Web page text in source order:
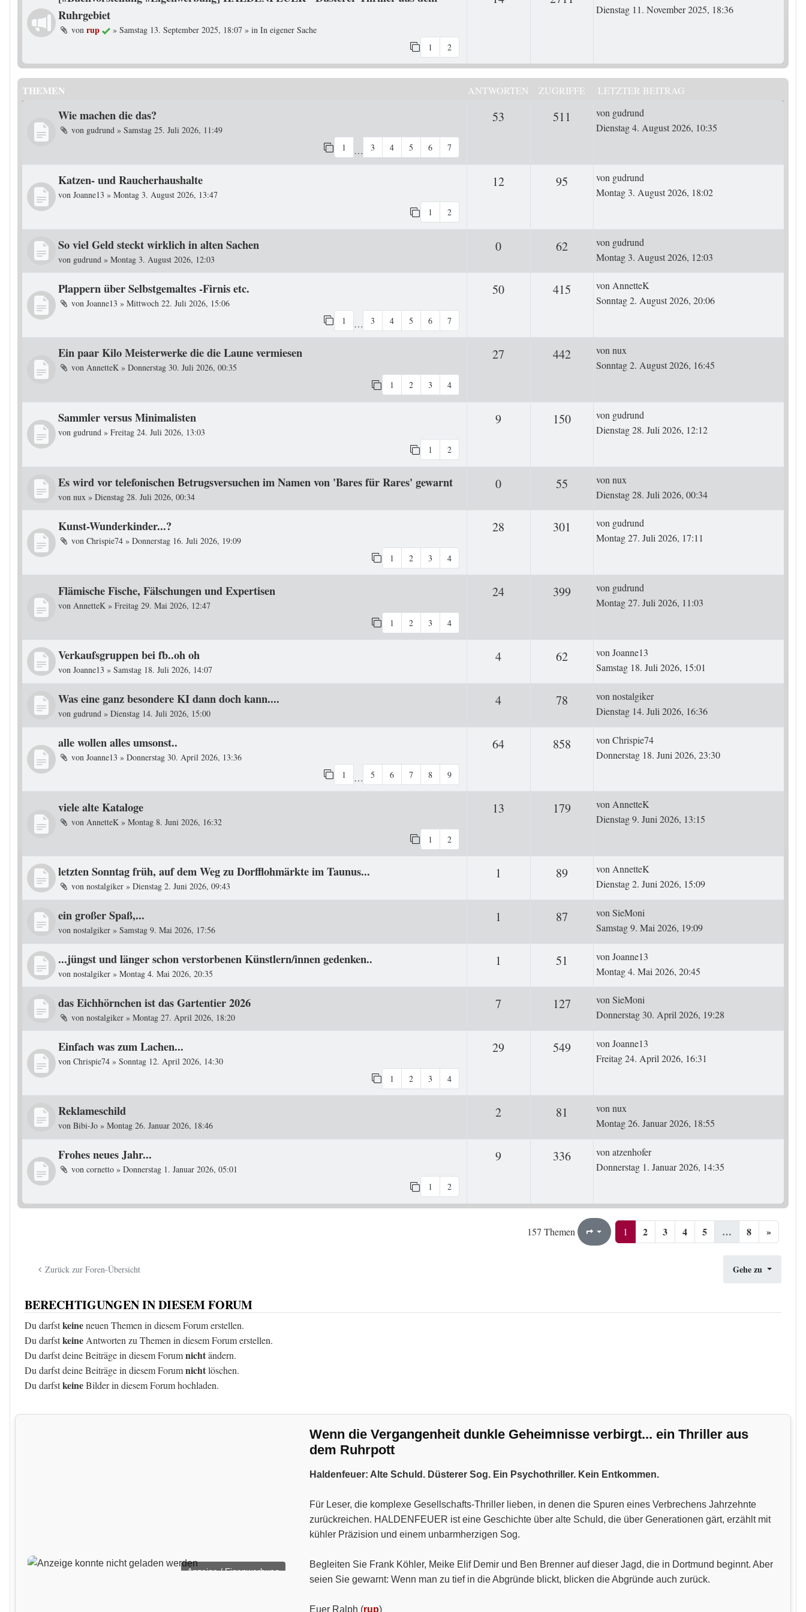
Ruhrgebiet
von rup » Samstag 13. September 2025, 18:07 » in In eigener Sache
1
2
Dienstag 11. November 2025, 18:36
THEMEN ANTWORTEN ZUGRIFFE LETZTER BEITRAG
Wie machen die das?
von gudrund » Samstag 25. Juli 2026, 11:49
1
… 3 4 5 6 7
53 Antworten511 ZugriffeLetzter Beitrag
von gudrund
Dienstag 4. August 2026, 10:35
Katzen- und Raucherhaushalte
von Joanne13 » Montag 3. August 2026, 13:47
1
2
12Antworten 95 ZugriffeLetzter Beitrag
von gudrund
Montag 3. August 2026, 18:02
So viel Geld steckt wirklich in alten Sachen
von gudrund » Montag 3. August 2026, 12:03
0Antworten 62ZugriffeLetzter Beitrag
von gudrund
Montag 3. August 2026, 12:03
Plappern über Selbstgemaltes -Firnis etc.
von Joanne13 » Mittwoch 22. Juli 2026, 15:06
1
… 3 4 5 6 7
50Antworten415 ZugriffeLetzter Beitrag
vonAnnetteK
Sonntag 2. August 2026, 20:06
Ein paar Kilo Meisterwerke die die Laune vermiesen
von AnnetteK » Donnerstag 30. Juli 2026, 00:35
1
2 3 4
27 Antworten442ZugriffeLetzter Beitrag
vonnux
Sonntag 2. August 2026, 16:45
Sammler versus Minimalisten
von gudrund » Freitag 24. Juli 2026, 13:03
1
2
9Antworten 150ZugriffeLetzter Beitrag
von gudrund
Dienstag 28. Juli 2026, 12:12
Es wird vor telefonischen Betrugsversuchen im Namen von 'Bares für Rares' gewarnt
von nux » Dienstag 28. Juli 2026, 00:34
0Antworten 55 ZugriffeLetzter Beitrag
vonnux
Dienstag 28. Juli 2026, 00:34
Kunst-Wunderkinder...?
von Chrispie74 » Donnerstag 16. Juli 2026, 19:09
1
2 3 4
28 Antworten301 ZugriffeLetzter Beitrag
von gudrund
Montag 27. Juli 2026, 17:11
Flämische Fische, Fälschungen und Expertisen
von AnnetteK » Freitag 29. Mai 2026, 12:47
1
2 3 4
24Antworten399 ZugriffeLetzter Beitrag
von gudrund
Montag 27. Juli 2026, 11:03
Verkaufsgruppen bei fb..oh oh
von Joanne13 » Samstag 18. Juli 2026, 14:07
4Antworten 62ZugriffeLetzter Beitrag
vonJoanne13
Samstag 18. Juli 2026, 15:01
Was eine ganz besondere KI dann doch kann....
von gudrund » Dienstag 14. Juli 2026, 15:00
4Antworten 78 ZugriffeLetzter Beitrag
vonnostalgiker
Dienstag 14. Juli 2026, 16:36
alle wollen alles umsonst..
von Joanne13 » Donnerstag 30. April 2026, 13:36
1
… 5 6 7 8 9
64Antworten858 ZugriffeLetzter Beitrag
vonChrispie74
Donnerstag 18. Juni 2026, 23:30
viele alte Kataloge
von AnnetteK » Montag 8. Juni 2026, 16:32
1
2
13 Antworten179 ZugriffeLetzter Beitrag
vonAnnetteK
Dienstag 9. Juni 2026, 13:15
letzten Sonntag früh, auf dem Weg zu Dorfflohmärkte im Taunus...
von nostalgiker » Dienstag 2. Juni 2026, 09:43
1 89ZugriffeLetzter Beitrag
von AnnetteK
Dienstag 2. Juni 2026, 15:09
ein großer Spaß,...
von nostalgiker » Samstag 9. Mai 2026, 17:56
1 87 ZugriffeLetzter Beitrag
vonSieMoni
Samstag 9. Mai 2026, 19:09
...jüngst und länger schon verstorbenen Künstlern/innen gedenken..
von nostalgiker » Montag 4. Mai 2026, 20:35
1 51 ZugriffeLetzter Beitrag
vonJoanne13
Montag 4. Mai 2026, 20:45
das Eichhörnchen ist das Gartentier 2026
von nostalgiker » Montag 27. April 2026, 18:20
7 127 ZugriffeLetzter Beitrag
vonSieMoni
Donnerstag 30. April 2026, 19:28
Einfach was zum Lachen...
von Chrispie74 » Sonntag 12. April 2026, 14:30
1
2 3 4
29Antworten549ZugriffeLetzter Beitrag
vonJoanne13
Freitag 24. April 2026, 16:31
Reklameschild
von Bibi-Jo » Montag 26. Januar 2026, 18:46
2Antworten 81 ZugriffeLetzter Beitrag
vonnux
Montag 26. Januar 2026, 18:55
Frohes neues Jahr...
von cornetto » Donnerstag 1. Januar 2026, 05:01
1
2
9Antworten 336ZugriffeLetzter Beitrag
vonatzenhofer
Donnerstag 1. Januar 2026, 14:35
157 Themen Seite1 von
1 2 3 4 5 … 8 »
Zurück zur Foren-Übersicht Gehe zu
BERECHTIGUNGEN IN DIESEM FORUM
Du darfstkeineneuen Themen in diesem Forum erstellen.
Du darfstkeine Antworten zu Themen in diesem Forum erstellen.
Du darfst deine Beiträge in diesem Forumnichtändern.
Du darfst deine Beiträge in diesem Forumnichtlöschen.
Du darfstkeineBilder in diesem Forum hochladen.
Anzeige / Eigenwerbung
Wenn die Vergangenheit dunkle Geheimnisse verbirgt... ein Thriller aus
dem Ruhrpott
Haldenfeuer: Alte Schuld. Düsterer Sog. Ein Psychothriller. Kein Entkommen.
Für Leser, die komplexe Gesellschafts-Thriller lieben, in denen die Spuren eines Verbrechens Jahrzehnte
zurückreichen. HALDENFEUER ist eine Geschichte über alte Schuld, die über Generationen gärt, erzählt mit
kühler Präzision und einem unbarmherzigen Sog.
Begleiten Sie Frank Köhler, Meike Elif Demir und Ben Brenner auf dieser Jagd, die in Dortmund beginnt. Aber
seien Sie gewarnt: Wenn man zu tief in die Abgründe blickt, blicken die Abgründe auch zurück.
Euer Ralph (rup)